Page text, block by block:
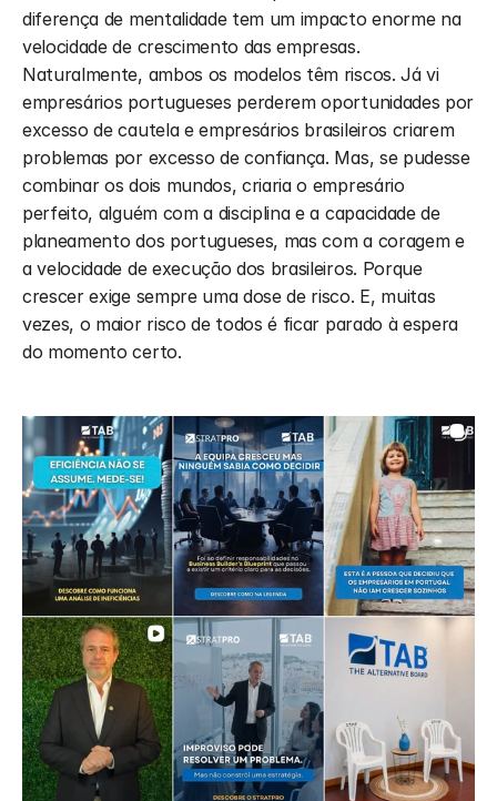
diferença de mentalidade tem um impacto enorme na
velocidade de crescimento das empresas.
Naturalmente, ambos os modelos têm riscos. Já vi
empresários portugueses perderem oportunidades por
excesso de cautela e empresários brasileiros criarem
problemas por excesso de confiança. Mas, se pudesse
combinar os dois mundos, criaria o empresário
perfeito, alguém com a disciplina e a capacidade de
planeamento dos portugueses, mas com a coragem e
a velocidade de execução dos brasileiros. Porque
crescer exige sempre uma dose de risco. E, muitas
vezes, o maior risco de todos é ficar parado à espera
do momento certo.